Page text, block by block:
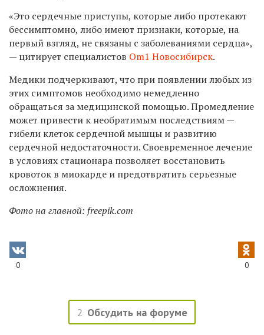
«Это сердечные приступы, которые либо протекают
бессимптомно, либо имеют признаки, которые, на
первый взгляд, не связаны с заболеваниями сердца»,
— цитирует специалистов Om1 Новосибирск.
Медики подчеркивают, что при появлении любых из
этих симптомов необходимо немедленно
обращаться за медицинской помощью. Промедление
может привести к необратимым последствиям —
гибели клеток сердечной мышцы и развитию
сердечной недостаточности. Своевременное лечение
в условиях стационара позволяет восстановить
кровоток в миокарде и предотвратить серьезные
осложнения.
Фото на главной: freepik.com
0 0
2 Обсудить на форуме